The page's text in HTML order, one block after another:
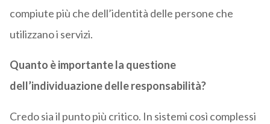
compiute più che dell’identità delle persone che
utilizzano i servizi.
Quanto è importante la questione
dell’individuazione delle responsabilità?
Credo sia il punto più critico. In sistemi così complessi